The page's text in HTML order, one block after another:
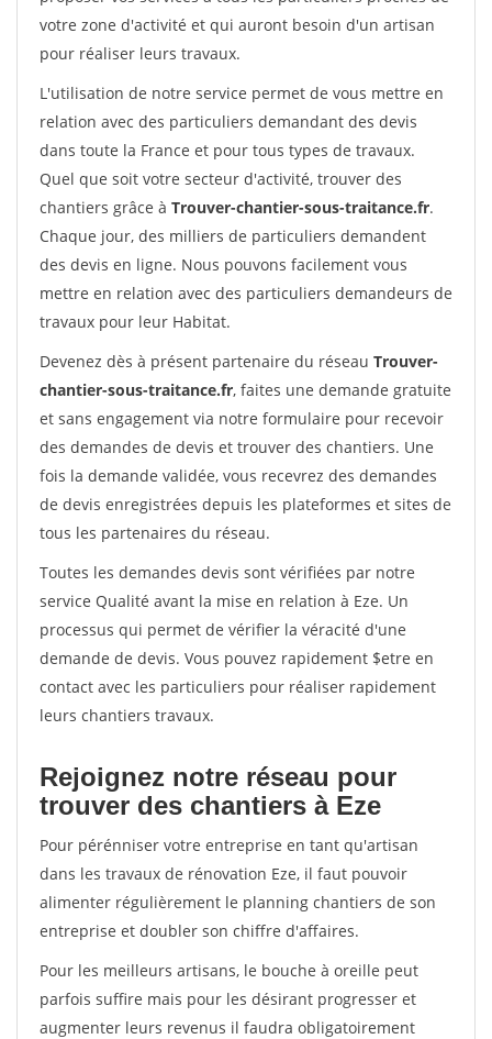
votre zone d'activité et qui auront besoin d'un artisan
pour réaliser leurs travaux.
L'utilisation de notre service permet de vous mettre en
relation avec des particuliers demandant des devis
dans toute la France et pour tous types de travaux.
Quel que soit votre secteur d'activité, trouver des
chantiers grâce à Trouver-chantier-sous-traitance.fr.
Chaque jour, des milliers de particuliers demandent
des devis en ligne. Nous pouvons facilement vous
mettre en relation avec des particuliers demandeurs de
travaux pour leur Habitat.
Devenez dès à présent partenaire du réseau Trouver-
chantier-sous-traitance.fr, faites une demande gratuite
et sans engagement via notre formulaire pour recevoir
des demandes de devis et trouver des chantiers. Une
fois la demande validée, vous recevrez des demandes
de devis enregistrées depuis les plateformes et sites de
tous les partenaires du réseau.
Toutes les demandes devis sont vérifiées par notre
service Qualité avant la mise en relation à Eze. Un
processus qui permet de vérifier la véracité d'une
demande de devis. Vous pouvez rapidement $etre en
contact avec les particuliers pour réaliser rapidement
leurs chantiers travaux.
Rejoignez notre réseau pour
trouver des chantiers à Eze
Pour pérénniser votre entreprise en tant qu'artisan
dans les travaux de rénovation Eze, il faut pouvoir
alimenter régulièrement le planning chantiers de son
entreprise et doubler son chiffre d'affaires.
Pour les meilleurs artisans, le bouche à oreille peut
parfois suffire mais pour les désirant progresser et
augmenter leurs revenus il faudra obligatoirement